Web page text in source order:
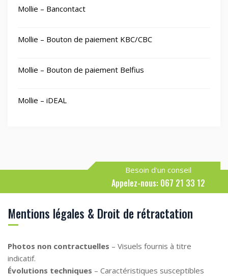
Mollie – Bancontact
Mollie – Bouton de paiement KBC/CBC
Mollie – Bouton de paiement Belfius
Mollie – iDEAL
Besoin d'un conseil
Appelez-nous: 067 21 33 12
Mentions légales & Droit de rétractation
Photos non contractuelles – Visuels fournis à titre
indicatif.
Évolutions techniques – Caractéristiques susceptibles